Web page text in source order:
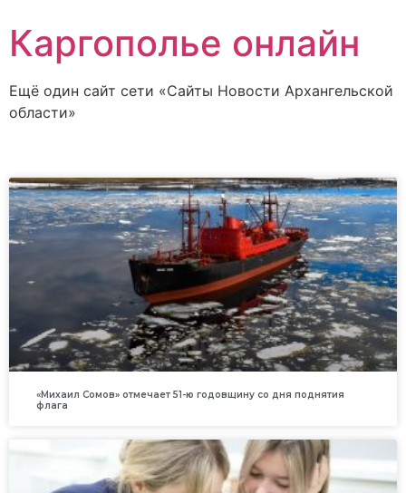
Каргополье онлайн
Ещё один сайт сети «Сайты Новости Архангельской
области»
«Михаил Сомов» отмечает 51-ю годовщину со дня поднятия
флага